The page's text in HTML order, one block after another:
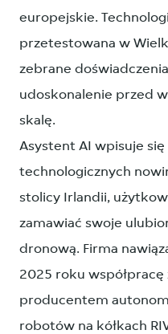
europejskie.
przetestowana w
zebrane
udoskonalenie przed
skalę.
Asystent AI wpisuje
technologicznych
stolicy Irlandii,
zamawiać swoje
dronową. Firma
2025 roku współpracę
producentem
robotów na kółkach